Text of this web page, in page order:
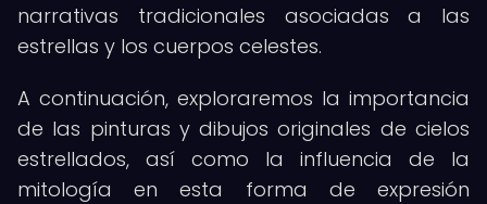
narrativas tradicionales asociadas a las
estrellas y los cuerpos celestes.
A continuación, exploraremos la importancia
de las pinturas y dibujos originales de cielos
estrellados, así como la influencia de la
mitología en esta forma de expresión